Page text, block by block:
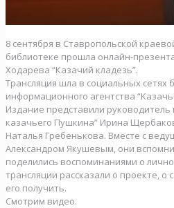
8 сентября в Ставропольской
библиотеке прошла онлайн-
Ходарева “Казачий кладезь”.
Трансляция шла в социальных сетях
информационного агентства
Издание представили руководитель
казачьего Пушкина” Ирина
Наталья Гребенькова. Вместе с
Александром Якушевым, они
поделились воспоминаниями о
трансляции рассказали о проекте, о
его получить.
Смотрим видео.